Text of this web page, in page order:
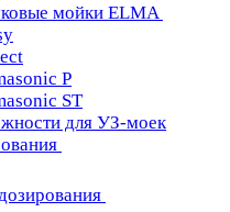
мойки ELMA
P
ST
для УЗ-моек